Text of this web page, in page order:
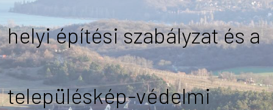
helyi építési szabályzat és a
településkép-védelmi